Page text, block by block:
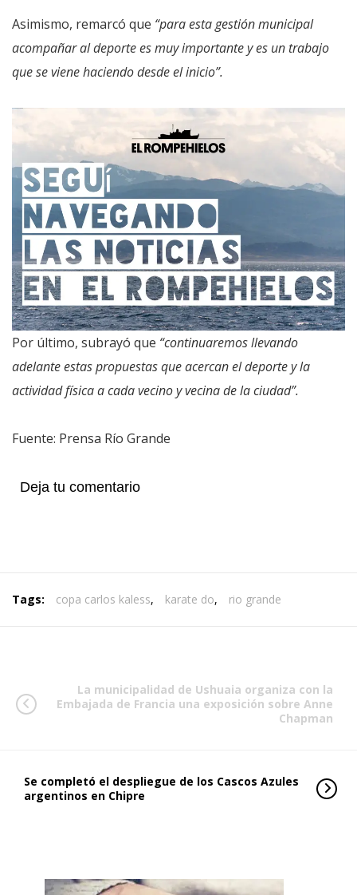
Asimismo, remarcó que “para esta gestión municipal
acompañar al deporte es muy importante y es un trabajo
que se viene haciendo desde el inicio”.
Por último, subrayó que “continuaremos llevando
adelante estas propuestas que acercan el deporte y la
actividad física a cada vecino y vecina de la ciudad”.
Fuente: Prensa Río Grande
Deja tu comentario
Tags: copa carlos kaless, karate do, rio grande
La municipalidad de Ushuaia organiza con la
Embajada de Francia una exposición sobre Anne
Chapman
Se completó el despliegue de los Cascos Azules
argentinos en Chipre